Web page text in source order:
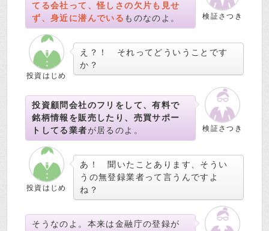
検証さつき
てる会社って、怪しさの欠片も見せ
ず、身近に潜んでいる ものなのよ。
投資はじめ
え？！ それってどういうことです
か？
検証さつき
投資顧問会社のフリをして、有料で
銘柄情報を販売したり、売買サポー
トしてる業者が居るのよ。
投資はじめ
あ！ 聞いたことあります、そうい
うの無登録業者って言うんですよ
ね？
そうなのよ。本来は金融庁の登録が